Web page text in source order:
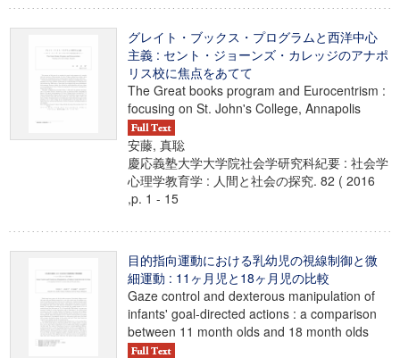
グレイト・ブックス・プログラムと西洋中心
主義 : セント・ジョーンズ・カレッジのアナポ
リス校に焦点をあてて
The Great books program and Eurocentrism :
focusing on St. John's College, Annapolis
安藤, 真聡
慶応義塾大学大学院社会学研究科紀要 : 社会学
心理学教育学 : 人間と社会の探究. 82 ( 2016
,p. 1 - 15
目的指向運動における乳幼児の視線制御と微
細運動 : 11ヶ月児と18ヶ月児の比較
Gaze control and dexterous manipulation of
infants' goal-directed actions : a comparison
between 11 month olds and 18 month olds